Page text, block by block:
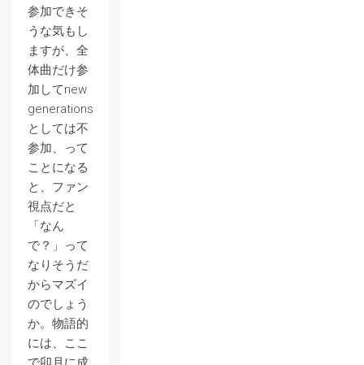
参加できそ
うな気もし
ますが、全
体曲だけ参
加してnew
generations
としては不
参加、って
ことになる
と、ファン
視点だと
「なん
で？」って
なりそうだ
からマズイ
のでしょう
か。物語的
には、ここ